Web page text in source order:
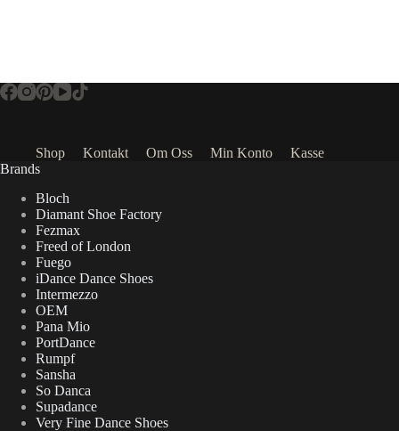
Shop Kontakt Om Oss Min Konto
Kasse
Brands
Bloch
Diamant Shoe Factory
Fezmax
Freed of London
Fuego
iDance Dance Shoes
Intermezzo
OEM
Pana Mio
PortDance
Rumpf
Sansha
So Danca
Supadance
Very Fine Dance Shoes